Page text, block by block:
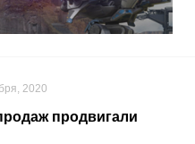
2020
продвигали